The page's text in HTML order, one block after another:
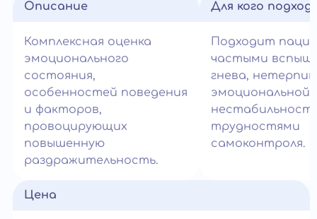
Описание
Комплексная оценка
эмоционального
состояния,
особенностей поведения
и факторов,
провоцирующих
повышенную
раздражительность.
Для кого
Подходит
частыми
гнева,
эмоциональной
трудностями
самоконтроля.
Цена